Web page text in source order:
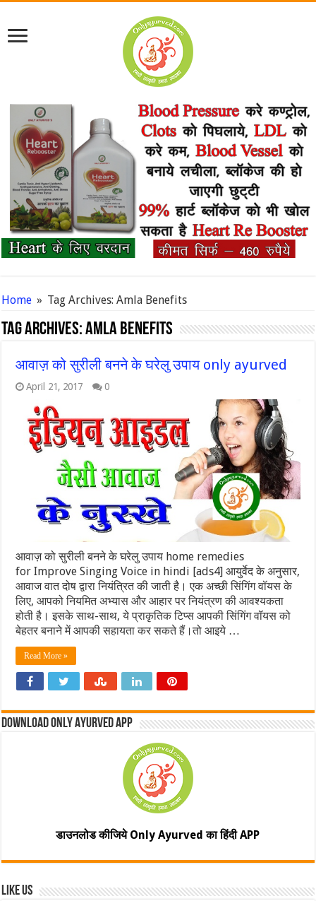
Home » Tag Archives: Amla Benefits
Tag Archives:Amla Benefits
आवाज़ को सुरीली बनने के घरेलु उपाय only ayurved
April 21, 2017 0
आवाज़ को सुरीली बनने के घरेलु उपाय home remedies
for Improve Singing Voice in hindi [ads4] आयुर्वेद के अनुसार,
आवाज वात दोष द्वारा नियंत्रित की जाती है। एक अच्छी सिंगिंग वॉयस के
लिए, आपको नियमित अभ्यास और आहार पर नियंत्रण की आवश्यकता
होती है। इसके साथ-साथ, ये प्राकृतिक टिप्स आपकी सिंगिंग वॉयस को
बेहतर बनाने में आपकी सहायता कर सकते हैं।तो आइये …
Read More »
Download Only Ayurved App
डाउनलोड कीजिये Only Ayurved का हिंदी APP
Like Us